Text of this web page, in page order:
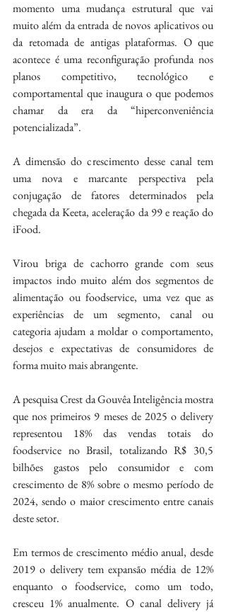
momento uma mudança estrutural que vai
muito além da entrada de novos aplicativos ou
da retomada de antigas plataformas. O que
acontece é uma reconfiguração profunda nos
planos competitivo, tecnológico e
comportamental que inaugura o que podemos
chamar da era da “hiperconveniência
potencializada”.
A dimensão do crescimento desse canal tem
uma nova e marcante perspectiva pela
conjugação de fatores determinados pela
chegada da Keeta, aceleração da 99 e reação do
iFood.
Virou briga de cachorro grande com seus
impactos indo muito além dos segmentos de
alimentação ou foodservice, uma vez que as
experiências de um segmento, canal ou
categoria ajudam a moldar o comportamento,
desejos e expectativas de consumidores de
forma muito mais abrangente.
A pesquisa Crest da Gouvêa Inteligência mostra
que nos primeiros 9 meses de 2025 o delivery
representou 18% das vendas totais do
foodservice no Brasil, totalizando R$ 30,5
bilhões gastos pelo consumidor e com
crescimento de 8% sobre o mesmo período de
2024, sendo o maior crescimento entre canais
deste setor.
Em termos de crescimento médio anual, desde
2019 o delivery tem expansão média de 12%
enquanto o foodservice, como um todo,
cresceu 1% anualmente. O canal delivery já